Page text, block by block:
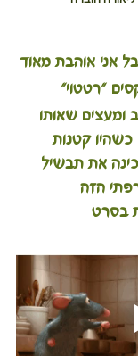
אני אוהבת מאוד
״רטטוי״
שאותו
כשהיו קטנות
את תבשיל
הזה
בסרט